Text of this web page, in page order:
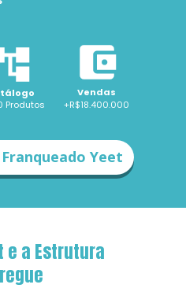
Vendas
+R$18.400.000
Produtos
Yeet
e a Estrutura